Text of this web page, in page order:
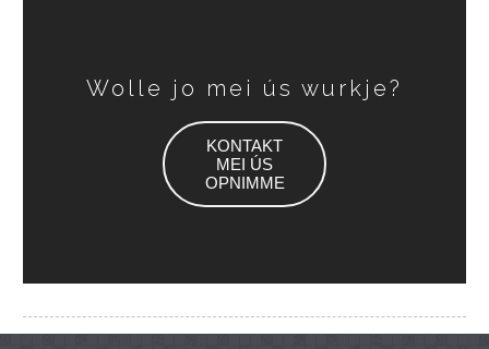
Wolle jo mei ús wurkje?
KONTAKT
MEI ÚS
OPNIMME